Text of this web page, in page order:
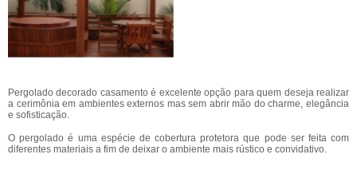
Pergolado decorado casamento é excelente opção para quem deseja realizar
a cerimônia em ambientes externos mas sem abrir mão do charme, elegância
e sofisticação.
O pergolado é uma espécie de cobertura protetora que pode ser feita com
diferentes materiais a fim de deixar o ambiente mais rústico e convidativo.